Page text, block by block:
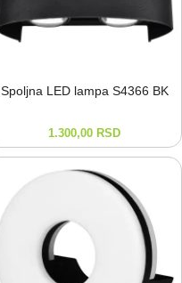
Spoljna LED lampa S4366 BK
1.300,00 RSD